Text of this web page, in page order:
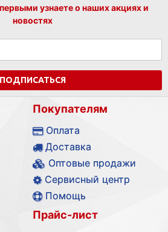
узнаете о наших акциях и
новостях
ПОДПИСАТЬСЯ
Покупателям
Оплата
Доставка
Оптовые продажи
Сервисный центр
Помощь
Прайс-лист